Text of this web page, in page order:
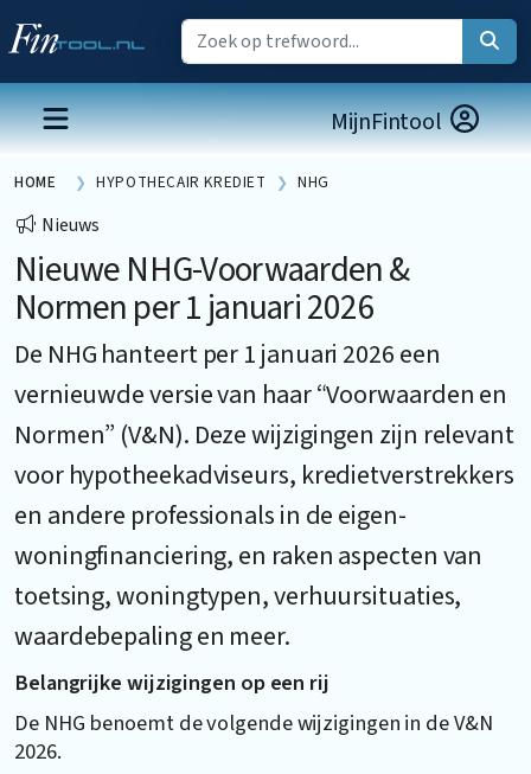
MijnFintool
HOME HYPOTHECAIR KREDIET NHG
Nieuws
Nieuwe NHG-Voorwaarden &
Normen per 1 januari 2026
De NHG hanteert per 1 januari 2026 een
vernieuwde versie van haar “Voorwaarden en
Normen” (V&N). Deze wijzigingen zijn relevant
voor hypotheekadviseurs, kredietverstrekkers
en andere professionals in de eigen-
woningfinanciering, en raken aspecten van
toetsing, woningtypen, verhuursituaties,
waardebepaling en meer.
Belangrijke wijzigingen op een rij
De NHG benoemt de volgende wijzigingen in de V&N
2026.